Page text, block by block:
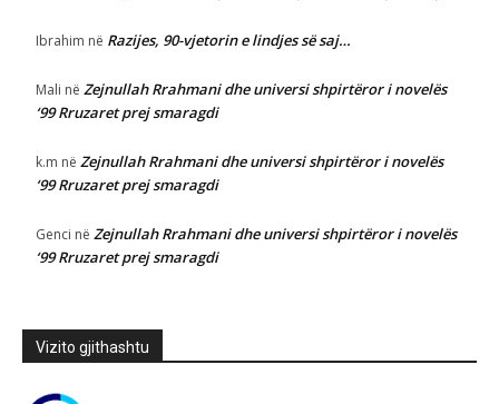
Ibrahim në Razijes, 90-vjetorin e lindjes së saj…
Mali në Zejnullah Rrahmani dhe universi shpirtëror i novelës
‘99 Rruzaret prej smaragdi
k.m në Zejnullah Rrahmani dhe universi shpirtëror i novelës
‘99 Rruzaret prej smaragdi
Genci në Zejnullah Rrahmani dhe universi shpirtëror i novelës
‘99 Rruzaret prej smaragdi
Vizito gjithashtu